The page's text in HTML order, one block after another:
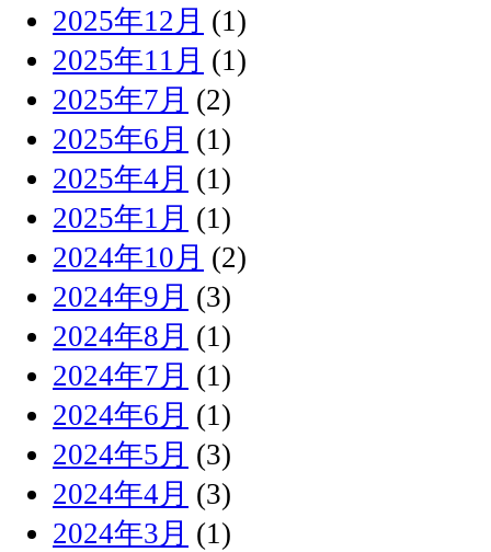
2025年12月 (1)
2025年11月 (1)
2025年7月 (2)
2025年6月 (1)
2025年4月 (1)
2025年1月 (1)
2024年10月 (2)
2024年9月 (3)
2024年8月 (1)
2024年7月 (1)
2024年6月 (1)
2024年5月 (3)
2024年4月 (3)
2024年3月 (1)